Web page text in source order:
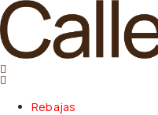
Rebajas